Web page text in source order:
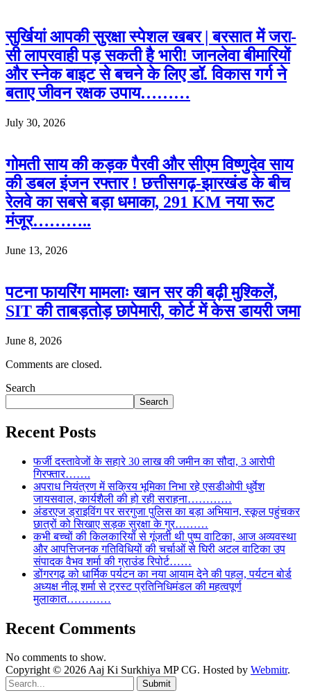
सुर्खियां आपकी सुरक्षा स्पेशल खबर | बरसात में जरा-
सी लापरवाही पड़ सकती है भारी! जानलेवा बीमारियों
और स्नेक बाइट से बचने के लिए डॉ. विकास गर्ग ने
बताए जीवन रक्षक उपाय………
July 30, 2026
गोमती साय की कड़क पैरवी और सीएम विष्णुदेव साय
की डबल इंजन रफ्तार ! छत्तीसगढ़-झारखंड के बीच
रेलवे का सबसे बड़ा धमाका, 291 KM नया रूट
मंजूर………..
June 13, 2026
पटना फायरिंग मामलाः खान सर की बढ़ी मुश्किलें,
SIT की ताबड़तोड़ छापेमारी, कोर्ट में केस डायरी जमा
June 8, 2026
Comments are closed.
Search
Search
Recent Posts
फर्जी दस्तावेजों के सहारे 30 लाख की जमीन का सौदा, 3 आरोपी
गिरफ्तार…….
अपराध नियंत्रण में सक्रिय भूमिका निभा रहे एसडीओपी धुर्वेश
जायसवाल, कार्यशैली की हो रही सराहना…………
अंडरएज ड्राइविंग पर सरगुजा पुलिस का बड़ा अभियान, स्कूल पहुंचकर
छात्रों को सिखाए सड़क सुरक्षा के गुर………
कभी बच्चों की किलकारियों से गूंजती थी पुष्प वाटिका, आज अव्यवस्था
और आपत्तिजनक गतिविधियों की चर्चाओं से घिरी अटल वाटिका उप
संपादक वैभव शर्मा की ग्राउंड रिपोर्ट……
डोंगरगढ़ को धार्मिक पर्यटन का नया आयाम देने की पहल, पर्यटन बोर्ड
अध्यक्ष नीलू शर्मा से ट्रस्ट प्रतिनिधिमंडल की महत्वपूर्ण
मुलाकात…………
Recent Comments
No comments to show.
Copyright © 2026 Aaj Ki Surkhiya MP CG. Hosted by Webmitr.
Submit